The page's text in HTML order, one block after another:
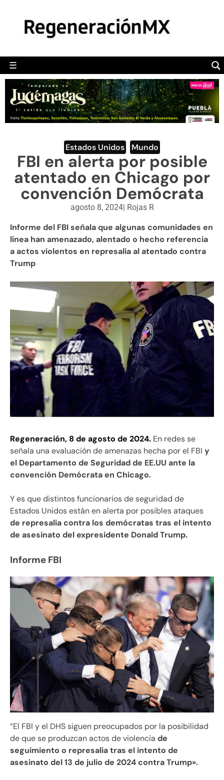
☰
POLÍTICA
CAMALEÓN
OPINIÓN
DEPORTES
ENGLISH SECTION
VIDEOS
Estados Unidos Mundo
FBI en alerta por posible
atentado en Chicago por
convención Demócrata
agosto 8, 2024| Rojas R
Informe del FBI señala que algunas comunidades en
línea han amenazado, alentado o hecho referencia
a actos violentos en represalia al atentado contra
Trump
Regeneración, 8 de agosto de 2024. En redes se
señala una evaluación de amenazas hecha por el FBI y
el Departamento de Seguridad de EE.UU ante la
convención Demócrata en Chicago.
Y es que distintos funcionarios de seguridad de
Estados Unidos están en alerta por posibles ataques
de represalia contra los demócratas tras el intento
de asesinato del expresidente Donald Trump.
Informe FBI
“El FBI y el DHS siguen preocupados por la posibilidad
de que se produzcan actos de violencia de
seguimiento o represalia tras el intento de
asesinato del 13 de julio de 2024 contra Trump».